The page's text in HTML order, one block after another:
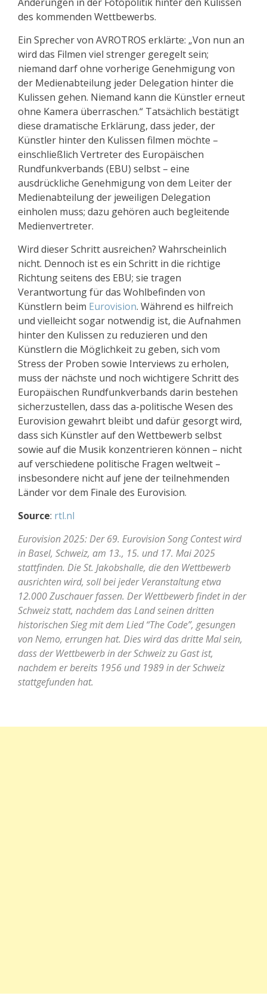
des kommenden Wettbewerbs.
Ein Sprecher von AVROTROS erklärte: „Von nun an
wird das Filmen viel strenger geregelt sein;
niemand darf ohne vorherige Genehmigung von
der Medienabteilung jeder Delegation hinter die
Kulissen gehen. Niemand kann die Künstler erneut
ohne Kamera überraschen.“ Tatsächlich bestätigt
diese dramatische Erklärung, dass jeder, der
Künstler hinter den Kulissen filmen möchte –
einschließlich Vertreter des Europäischen
Rundfunkverbands (EBU) selbst – eine
ausdrückliche Genehmigung von dem Leiter der
Medienabteilung der jeweiligen Delegation
einholen muss; dazu gehören auch begleitende
Medienvertreter.
Wird dieser Schritt ausreichen? Wahrscheinlich
nicht. Dennoch ist es ein Schritt in die richtige
Richtung seitens des EBU; sie tragen
Verantwortung für das Wohlbefinden von
Künstlern beim Eurovision. Während es hilfreich
und vielleicht sogar notwendig ist, die Aufnahmen
hinter den Kulissen zu reduzieren und den
Künstlern die Möglichkeit zu geben, sich vom
Stress der Proben sowie Interviews zu erholen,
muss der nächste und noch wichtigere Schritt des
Europäischen Rundfunkverbands darin bestehen
sicherzustellen, dass das a-politische Wesen des
Eurovision gewahrt bleibt und dafür gesorgt wird,
dass sich Künstler auf den Wettbewerb selbst
sowie auf die Musik konzentrieren können – nicht
auf verschiedene politische Fragen weltweit –
insbesondere nicht auf jene der teilnehmenden
Länder vor dem Finale des Eurovision.
Source: rtl.nl
Eurovision 2025: Der 69. Eurovision Song Contest wird
in Basel, Schweiz, am 13., 15. und 17. Mai 2025
stattfinden. Die St. Jakobshalle, die den Wettbewerb
ausrichten wird, soll bei jeder Veranstaltung etwa
12.000 Zuschauer fassen. Der Wettbewerb findet in der
Schweiz statt, nachdem das Land seinen dritten
historischen Sieg mit dem Lied “The Code”, gesungen
von Nemo, errungen hat. Dies wird das dritte Mal sein,
dass der Wettbewerb in der Schweiz zu Gast ist,
nachdem er bereits 1956 und 1989 in der Schweiz
stattgefunden hat.